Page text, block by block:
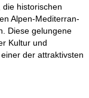
historischen
Alpen-Mediterran-
Diese gelungene
Kultur und
der attraktivsten